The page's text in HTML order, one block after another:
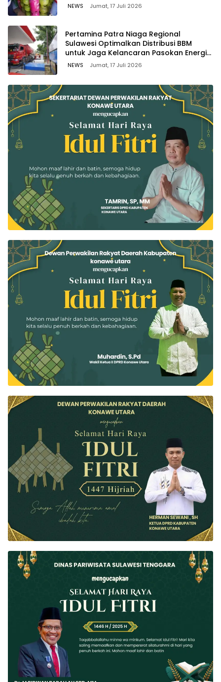
NEWS Jumat, 17 Juli 2026
Pertamina Patra Niaga Regional
Sulawesi Optimalkan Distribusi BBM
untuk Jaga Kelancaran Pasokan Energi
di Seluruh Wilayah Sulawesi
NEWS Jumat, 17 Juli 2026